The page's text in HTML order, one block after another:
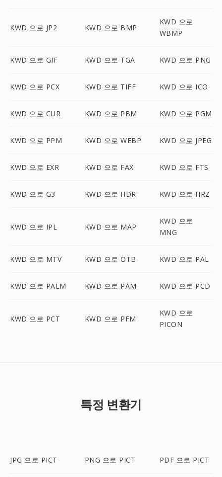
KWD 으로 JP2 KWD 으로 BMP
KWD 으로
WBMP
KWD 으로 GIF KWD 으로 TGA KWD 으로 PNG
KWD 으로 PCX KWD 으로 TIFF KWD 으로 ICO
KWD 으로 CUR KWD 으로 PBM KWD 으로 PGM
KWD 으로 PPM KWD 으로 WEBP KWD 으로 JPEG
KWD 으로 EXR KWD 으로 FAX KWD 으로 FTS
KWD 으로 G3 KWD 으로 HDR KWD 으로 HRZ
KWD 으로 IPL KWD 으로 MAP
KWD 으로
MNG
KWD 으로 MTV KWD 으로 OTB KWD 으로 PAL
KWD 으로 PALM KWD 으로 PAM KWD 으로 PCD
KWD 으로 PCT KWD 으로 PFM
KWD 으로
PICON
특정 변환기
JPG 으로 PICT PNG 으로 PICT PDF 으로 PICT